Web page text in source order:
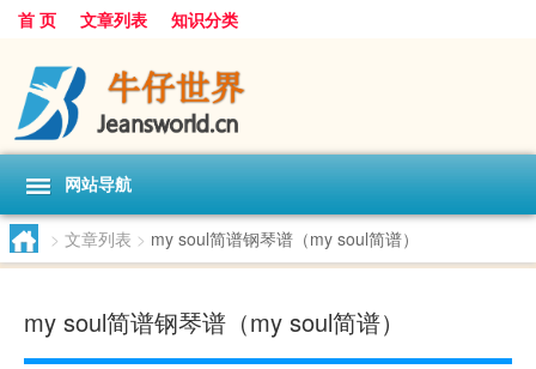
首 页 文章列表 知识分类
网站导航
> 文章列表 > my soul简谱钢琴谱（my soul简谱）
my soul简谱钢琴谱（my soul简谱）